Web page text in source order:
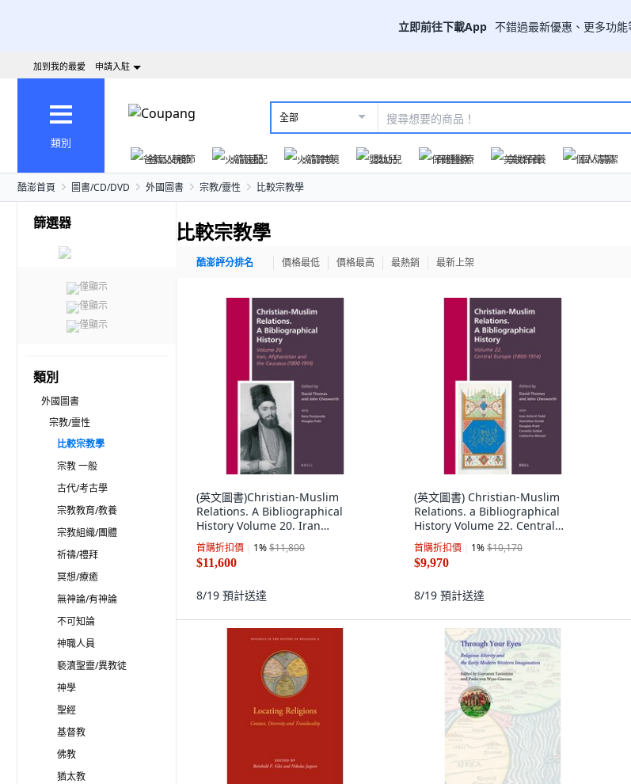
立即前往下載App 不錯過最新優惠、更多功能
加到我的最愛 申請入駐
類別
全部
爸氣父親節
火箭速配 火箭跨境 嬰幼兒 保健醫療 美妝保養 個人清潔
酷澎首頁 圖書/CD/DVD 外國圖書 宗教/靈性 比較宗教學
篩選器
僅顯示
僅顯示
僅顯示
類別
外國圖書
宗教/靈性
比較宗教學
宗教 一般
古代/考古學
宗教教育/教養
宗教組織/團體
祈禱/禮拜
冥想/療癒
無神論/有神論
不可知論
神職人員
褻瀆聖靈/異教徒
神學
聖經
基督教
佛教
猶太教
比較宗教學
酷澎評分排名 價格最低 價格最高 最熱銷 最新上架
(英文圖書)Christian-Muslim
Relations. A Bibliographical
History Volume 20. Iran
Afghanist... 精裝版, Brill, 英文
首購折扣價 1%$11,800
$11,600
8/19 預計送達
(英文圖書) Christian-Muslim
Relations. a Bibliographical
History Volume 22. Central
Europe... 精裝版, Brill, 英文
首購折扣價 1%$10,170
$9,970
8/19 預計送達